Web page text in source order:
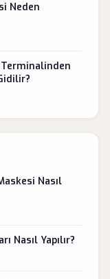
Neden
Nasıl
Nasıl Yapılır?